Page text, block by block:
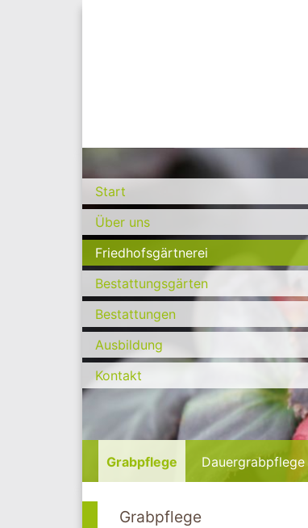
Start
Über uns
Friedhofsgärtnerei
Bestattungsgärten
Bestattungen
Ausbildung
Kontakt
Grabpflege Dauergrabpflege
Grabpflege